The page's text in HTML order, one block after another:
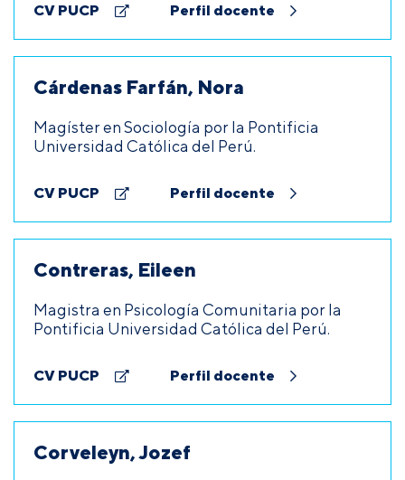
CV PUCP Perfil docente
Cárdenas Farfán, Nora
Magíster en Sociología por la Pontificia
Universidad Católica del Perú.
CV PUCP Perfil docente
Contreras, Eileen
Magistra en Psicología Comunitaria por la
Pontificia Universidad Católica del Perú.
CV PUCP Perfil docente
Corveleyn, Jozef